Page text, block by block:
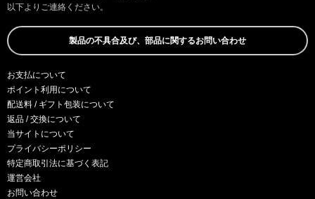
以下よりご連絡ください。
製品の不具合及び、部品に関するお問い合わせ
お支払について
ポイント利用について
配送料 / ギフト包装について
返品 / 交換について
当サイトについて
プライバシーポリシー
特定商取引法に基づく表記
運営会社
お問い合わせ